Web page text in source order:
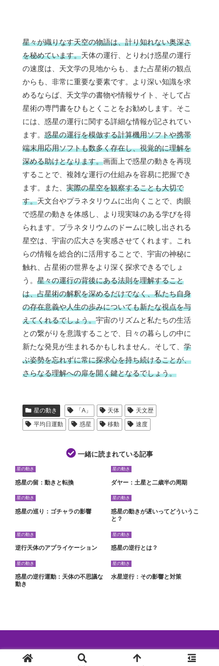
星々が織りなす天空の物語は、計り知れない奥深さ
を秘めています。天体の運行、とりわけ惑星の運行
の速度は、天文学の見地からも、また占星術の観点
からも、非常に重要な要素です。より深い知識を求
めるならば、天文学の書物や情報サイト、そして占
星術の専門書をひもとくことをお勧めします。そこ
には、惑星の運行に関する詳細な情報が記されてい
ます。 惑星の運行を模倣する計算機用ソフトや携帯
端末用応用ソフトも数多く存在し、視覚的に理解を
深める助けとなります。画面上で惑星の動きを再現
することで、複雑な運行の仕組みを容易に把握でき
ます。また、 実際の星空を観察することも大切で
す。天文台やプラネタリウムに出向くことで、肉眼
で惑星の動きを体感し、より現実味のある学びを得
られます。プラネタリウムのドームに映し出される
星空は、宇宙の広大さを実感させてくれます。これ
らの情報を総合的に活用することで、宇宙の神秘に
触れ、占星術の世界をより深く探求できるでしょ
う。 星々の運行の背後にある法則を理解すること
は、占星術の解釈を深めるだけでなく、私たち自身
の存在意義や人生の歩みについても新たな視点を与
えてくれるでしょう。宇宙のリズムと私たちの生活
との繋がりを意識することで、日々の暮らしの中に
新たな発見が生まれるかもしれません。そして、 学
ぶ姿勢を忘れずに常に探求心を持ち続けることが、
さらなる理解への扉を開く鍵となるでしょう。
星の動き 「A」 天体
天文歴
平均日運動
惑星 移動 速度
一緒に読まれている記事
星の動き
惑星の留：動きと転換
星の動き
ダヤー：土星と二歳半の周期
星の動き
惑星の巡り：ゴチャラの影響
星の動き
惑星の動きが遅いってどういうこ
と？
星の動き
逆行天体のアプライケーション
星の動き
惑星の逆行とは？
星の動き
惑星の逆行運動：天体の不思議な
動き
星の動き
水星逆行：その影響と対策
© 2024 西洋占星術特集.